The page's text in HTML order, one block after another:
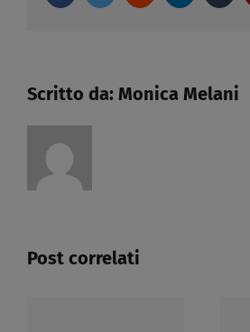
NEL
Scritto da: Monica Melani
Post correlati